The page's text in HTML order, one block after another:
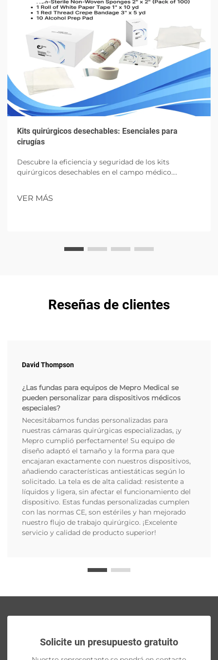
Kits quirúrgicos desechables: Esenciales para
cirugías
Descubre la eficiencia y seguridad de los kits
quirúrgicos desechables en el campo médico.
impacto futuro en las cirugías.
VER MÁS
Reseñas de clientes
David Thompson
¿Las fundas para equipos de Mepro Medical se
pueden personalizar para dispositivos médicos
especiales?
Necesitábamos fundas personalizadas para
nuestras cámaras quirúrgicas especializadas, ¡y
Mepro cumplió perfectamente! Su equipo de
diseño adaptó el tamaño y la forma para que
encajaran exactamente con nuestros dispositivos,
añadiendo características antiestáticas según lo
solicitado. La tela es de alta calidad: resistente a
líquidos y ligera, sin afectar el funcionamiento del
dispositivo. Estas fundas personalizadas cumplen
con las normas CE, son estériles y han mejorado
nuestro flujo de trabajo quirúrgico. ¡Excelente
servicio y calidad de producto superior!
Solicite un presupuesto gratuito